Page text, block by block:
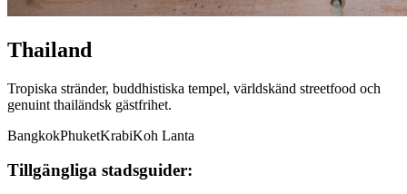
Thailand
Tropiska stränder, buddhistiska tempel, världskänd streetfood och
genuint thailändsk gästfrihet.
BangkokPhuketKrabiKoh Lanta
Tillgängliga stadsguider: